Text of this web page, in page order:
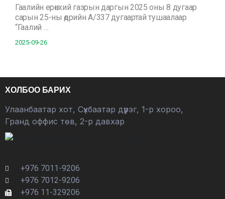
Гаалийн ерөнхий газрын даргын 2025 оны 8 дугаар
сарын 25-ны өдрийн А/337 дугаартай тушаалаар
“Гаалий …
2025-09-26
ХОЛБОО БАРИХ
Улаанбаатар хот, Сүхбаатар дүүрэг, 1-р хороо,
Гранд оффис төв, 2-р давхар
+976 7011-9206
+976 7012-9206
+976 11-329206